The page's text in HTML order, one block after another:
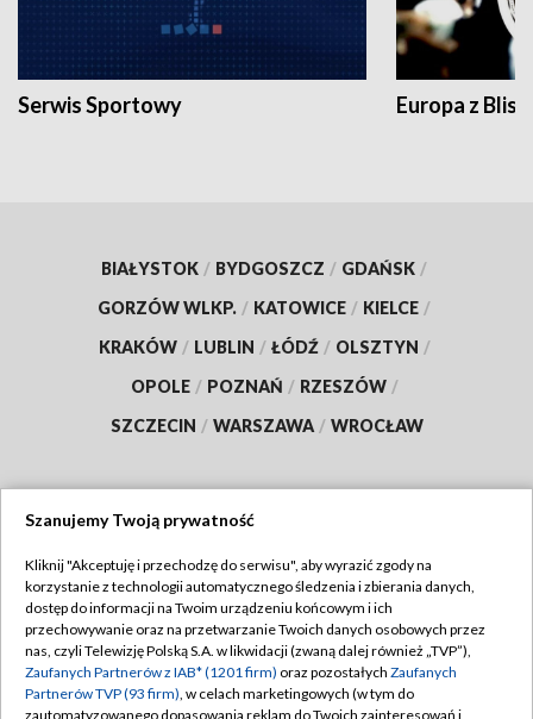
Serwis Sportowy Europa z
BIAŁYSTOK / BYDGOSZCZ / GDAŃSK /
GORZÓW WLKP. / KATOWICE / KIELCE /
KRAKÓW / LUBLIN / ŁÓDŹ / OLSZTYN /
OPOLE / POZNAŃ / RZESZÓW /
SZCZECIN / WARSZAWA / WROCŁAW
TVP
Abonament TVP
Emisja w TVP
Centrum informacji TVP
Regulamin TVP
Polityka prywatności
Moje zgody
Szanujemy Twoją prywatność
Kliknij "Akceptuję i przechodzę do serwisu", aby wyrazić zgody na
korzystanie z technologii automatycznego śledzenia i zbierania danych,
dostęp do informacji na Twoim urządzeniu końcowym i ich
przechowywanie oraz na przetwarzanie Twoich danych osobowych przez
nas, czyli Telewizję Polską S.A. w likwidacji (zwaną dalej również „TVP”),
Zaufanych Partnerów z IAB* (1201 firm) oraz pozostałych Zaufanych
Partnerów TVP (93 firm), w celach marketingowych (w tym do
zautomatyzowanego dopasowania reklam do Twoich zainteresowań i